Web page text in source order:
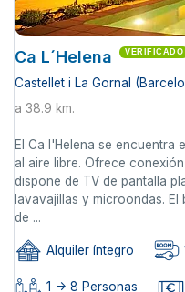
Ca L´Helena VERIFICADO
Castellet i La Gornal
a 38.9 km.
El Ca l'Helena se encuentra
al aire libre. Ofrece
dispone de TV de pantalla
lavavajillas y microondas.
de ...
Alquiler íntegro
1 -> 8 Personas